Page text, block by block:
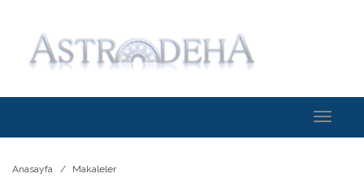
Toggle
Anasayfa Makaleler